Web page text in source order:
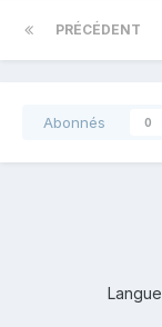
PRÉCÉDENT
Abonnés 0
Langue